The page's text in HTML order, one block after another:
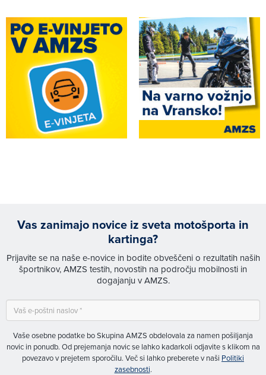
Vas zanimajo novice iz sveta motošporta in
kartinga?
Prijavite se na naše e-novice in bodite obveščeni o rezultatih naših
športnikov, AMZS testih, novostih na področju mobilnosti in
dogajanju v AMZS.
Vaše osebne podatke bo Skupina AMZS obdelovala za namen pošiljanja
novic in ponudb. Od prejemanja novic se lahko kadarkoli odjavite s klikom na
povezavo v prejetem sporočilu. Več si lahko preberete v naši Politiki
zasebnosti.